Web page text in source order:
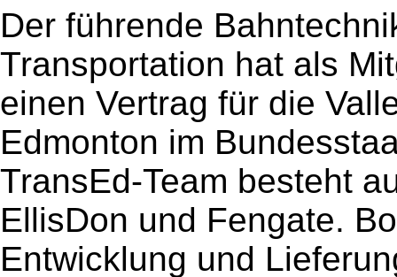
Der führende
Transportation hat als
einen Vertrag für die
Edmonton im
TransEd-Team besteht
EllisDon und Fengate.
Entwicklung und